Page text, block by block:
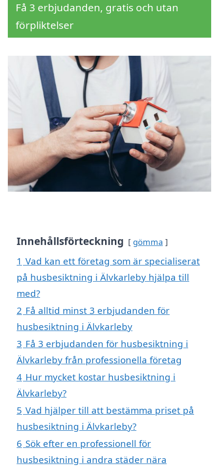
Få 3 erbjudanden, gratis och utan
förpliktelser
Innehållsförteckning gömma
1 Vad kan ett företag som är specialiserat
på husbesiktning i Älvkarleby hjälpa till
med?
2 Få alltid minst 3 erbjudanden för
husbesiktning i Älvkarleby
3 Få 3 erbjudanden för husbesiktning i
Älvkarleby från professionella företag
4 Hur mycket kostar husbesiktning i
Älvkarleby?
5 Vad hjälper till att bestämma priset på
husbesiktning i Älvkarleby?
6 Sök efter en professionell för
husbesiktning i andra städer nära